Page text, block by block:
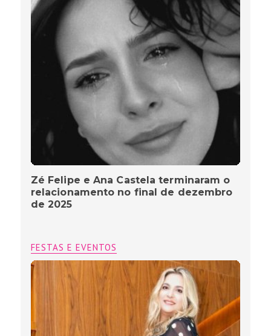
Zé Felipe e Ana Castela terminaram o
relacionamento no final de dezembro
de 2025
FESTAS E EVENTOS